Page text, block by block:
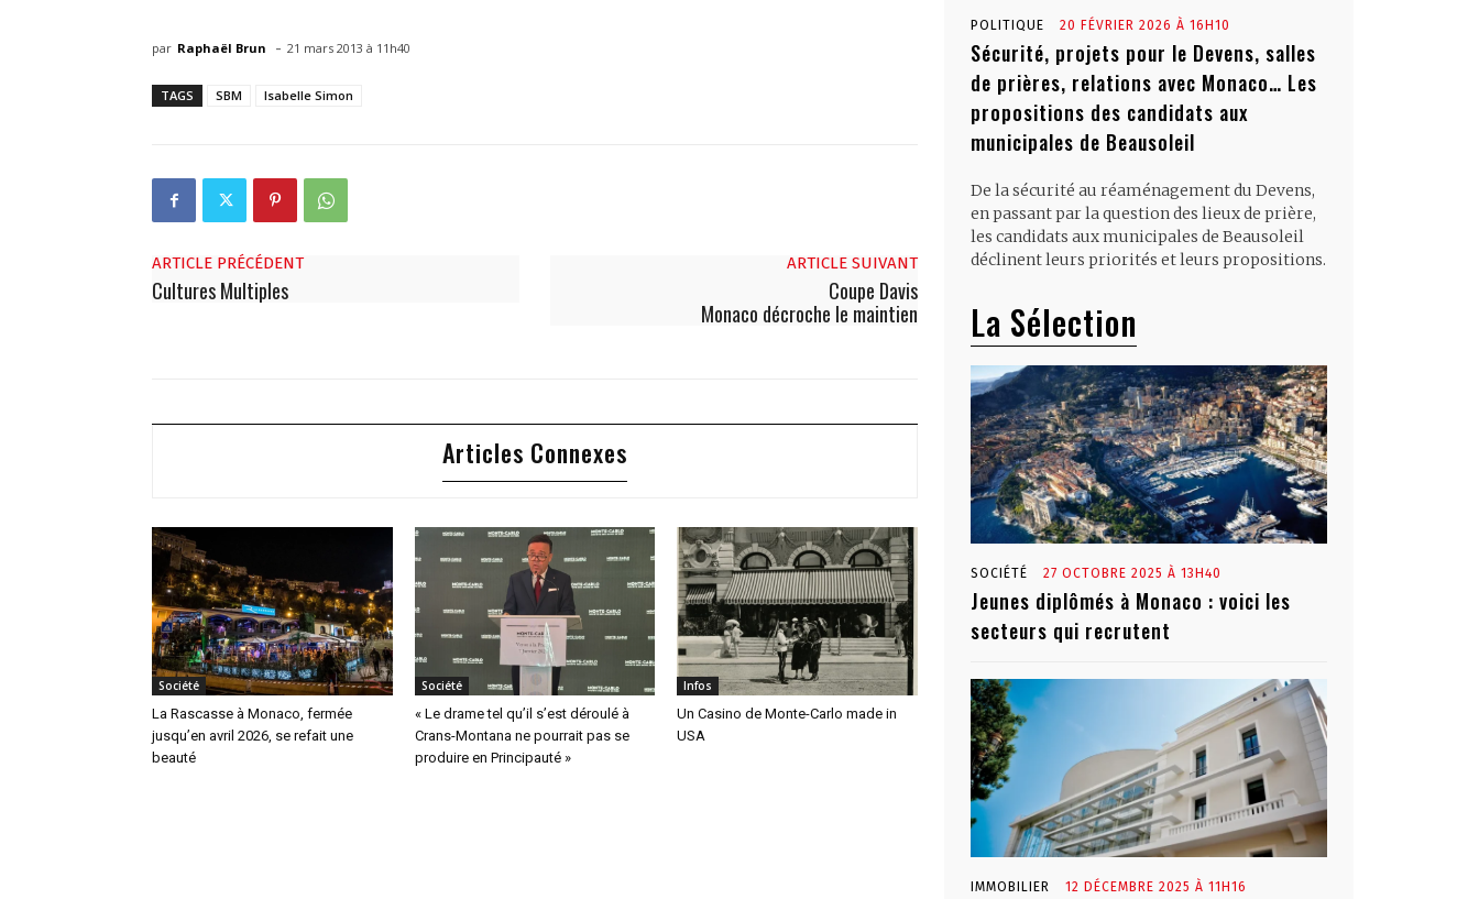
par Raphaël Brun - 21 mars 2013 à 11h40
TAGS SBM Isabelle Simon
ARTICLE PRÉCÉDENT
Cultures Multiples
ARTICLE SUIVANT
Coupe Davis
Monaco décroche le maintien
Articles Connexes
Société
La Rascasse à Monaco, fermée
jusqu’en avril 2026, se refait une
beauté
Société
« Le drame tel qu’il s’est déroulé à
Crans-Montana ne pourrait pas se
produire en Principauté »
Infos
Un Casino de Monte-Carlo made in
USA
POLITIQUE 20 FÉVRIER 2026 À 16H10
Sécurité, projets pour le Devens, salles
de prières, relations avec Monaco… Les
propositions des candidats aux
municipales de Beausoleil
De la sécurité au réaménagement du Devens,
en passant par la question des lieux de prière,
les candidats aux municipales de Beausoleil
déclinent leurs priorités et leurs propositions.
La Sélection
SOCIÉTÉ 27 OCTOBRE 2025 À 13H40
Jeunes diplômés à Monaco : voici les
secteurs qui recrutent
IMMOBILIER 12 DÉCEMBRE 2025 À 11H16